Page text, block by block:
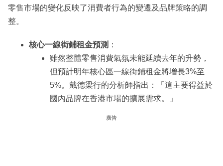
零售市場的變化反映了消費者行為的變遷及品牌策略的調
整。
核心一線街鋪租金預測 ：
雖然整體零售消費氣氛未能延續去年的升勢，
但預計明年核心區一線街鋪租金將增長3%至
5%。戴德梁行的分析師指出：「這主要得益於
國內品牌在香港市場的擴展需求。」
廣告